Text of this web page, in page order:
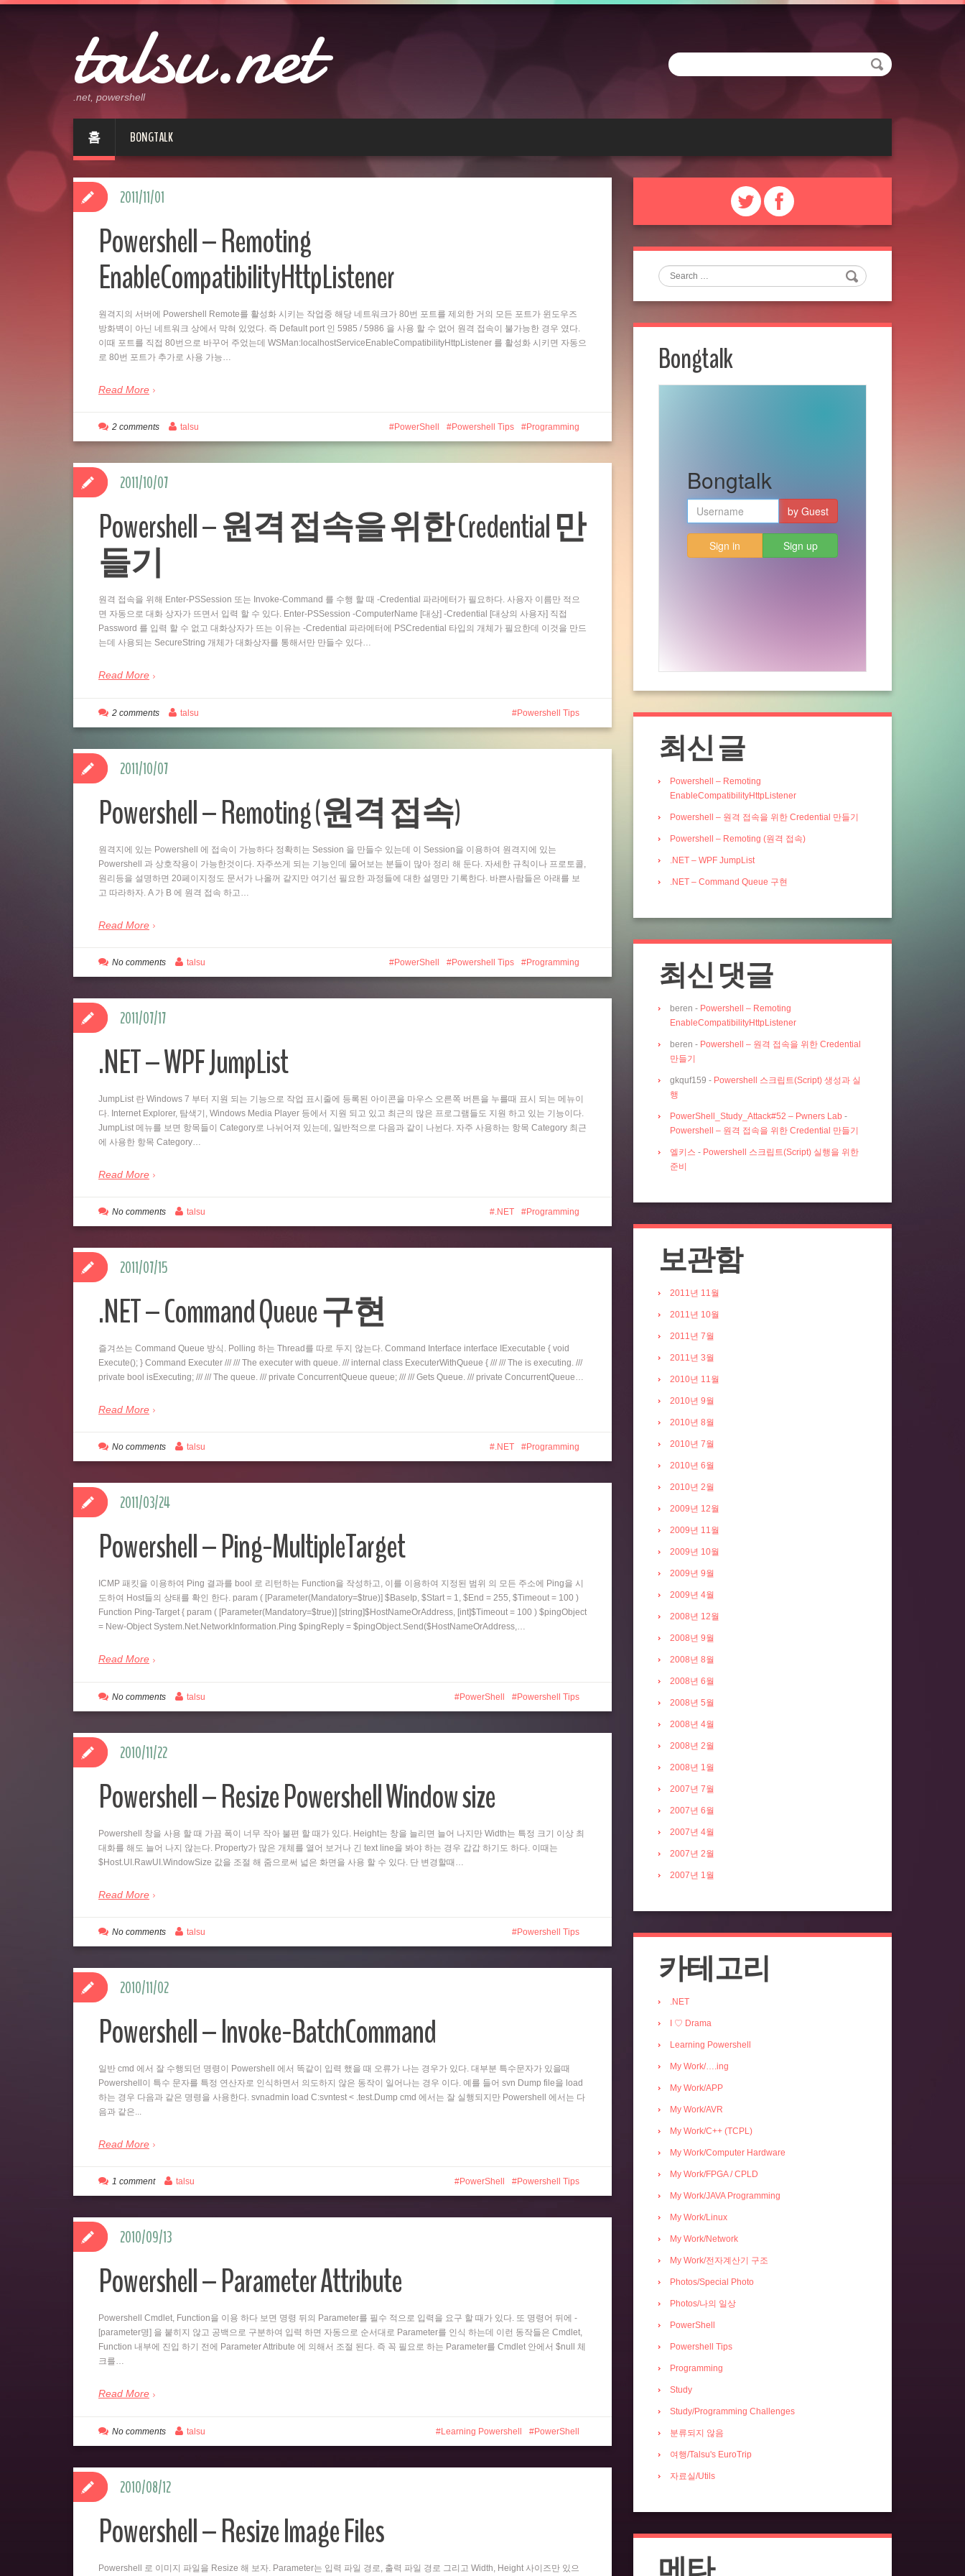
talsu.net
.net, powershell
홈 BONGTALK
Powershell – Remoting
EnableCompatibilityHttpListener
원격지의 서버에 Powershell Remote를 활성화 시키는 작업중 해당 네트워크가 80번 포트를 제외한 거의 모든 포트가 윈도우즈
방화벽이 아닌 네트워크 상에서 막혀 있었다. 즉 Default port 인 5985 / 5986 을 사용 할 수 없어 원격 접속이 불가능한 경우 였다.
이때 포트를 직접 80번으로 바꾸어 주었는데 WSMan:localhostServiceEnableCompatibilityHttpListener 를 활성화 시키면 자동으
로 80번 포트가 추가로 사용 가능…
Read More
2011/11/01
PowerShell Powershell Tips Programming
2 comments talsu
Powershell – 원격 접속을 위한 Credential 만
들기
원격 접속을 위해 Enter-PSSession 또는 Invoke-Command 를 수행 할 때 -Credential 파라메터가 필요하다. 사용자 이름만 적으
면 자동으로 대화 상자가 뜨면서 입력 할 수 있다. Enter-PSSession -ComputerName [대상] -Credential [대상의 사용자] 직접
Password 를 입력 할 수 없고 대화상자가 뜨는 이유는 -Credential 파라메터에 PSCredential 타입의 개체가 필요한데 이것을 만드
는데 사용되는 SecureString 개체가 대화상자를 통해서만 만들수 있다…
Read More
2011/10/07
Powershell Tips
2 comments talsu
Powershell – Remoting (원격 접속)
원격지에 있는 Powershell 에 접속이 가능하다 정확히는 Session 을 만들수 있는데 이 Session을 이용하여 원격지에 있는
Powershell 과 상호작용이 가능한것이다. 자주쓰게 되는 기능인데 물어보는 분들이 많아 정리 해 둔다. 자세한 규칙이나 프로토콜,
원리등을 설명하면 20페이지정도 문서가 나올꺼 같지만 여기선 필요한 과정들에 대한 설명만 기록한다. 바쁜사람들은 아래를 보
고 따라하자. A 가 B 에 원격 접속 하고…
Read More
2011/10/07
PowerShell Powershell Tips Programming
No comments talsu
.NET – WPF JumpList
JumpList 란 Windows 7 부터 지원 되는 기능으로 작업 표시줄에 등록된 아이콘을 마우스 오른쪽 버튼을 누를때 표시 되는 메뉴이
다. Internet Explorer, 탐색기, Windows Media Player 등에서 지원 되고 있고 최근의 많은 프로그램들도 지원 하고 있는 기능이다.
JumpList 메뉴를 보면 항목들이 Category로 나뉘어져 있는데, 일반적으로 다음과 같이 나뉜다. 자주 사용하는 항목 Category 최근
에 사용한 항목 Category…
Read More
2011/07/17
.NET Programming
No comments talsu
.NET – Command Queue 구현
즐겨쓰는 Command Queue 방식. Polling 하는 Thread를 따로 두지 않는다. Command Interface interface IExecutable { void
Execute(); } Command Executer /// /// The executer with queue. /// internal class ExecuterWithQueue { /// /// The is executing. ///
private bool isExecuting; /// /// The queue. /// private ConcurrentQueue queue; /// /// Gets Queue. /// private ConcurrentQueue…
Read More
2011/07/15
.NET Programming
No comments talsu
Powershell – Ping-MultipleTarget
ICMP 패킷을 이용하여 Ping 결과를 bool 로 리턴하는 Function을 작성하고, 이를 이용하여 지정된 범위 의 모든 주소에 Ping을 시
도하여 Host들의 상태를 확인 한다. param ( [Parameter(Mandatory=$true)] $BaseIp, $Start = 1, $End = 255, $Timeout = 100 )
Function Ping-Target { param ( [Parameter(Mandatory=$true)] [string]$HostNameOrAddress, [int]$Timeout = 100 ) $pingObject
= New-Object System.Net.NetworkInformation.Ping $pingReply = $pingObject.Send($HostNameOrAddress,…
Read More
2011/03/24
PowerShell Powershell Tips
No comments talsu
Powershell – Resize Powershell Window size
Powershell 창을 사용 할 때 가끔 폭이 너무 작아 불편 할 때가 있다. Height는 창을 늘리면 늘어 나지만 Width는 특정 크기 이상 최
대화를 해도 늘어 나지 않는다. Property가 많은 개체를 열어 보거나 긴 text line을 봐야 하는 경우 갑갑 하기도 하다. 이때는
$Host.UI.RawUI.WindowSize 값을 조절 해 줌으로써 넓은 화면을 사용 할 수 있다. 단 변경할때…
Read More
2010/11/22
Powershell Tips
No comments talsu
Powershell – Invoke-BatchCommand
일반 cmd 에서 잘 수행되던 명령이 Powershell 에서 똑같이 입력 했을 때 오류가 나는 경우가 있다. 대부분 특수문자가 있을때
Powershell이 특수 문자를 특정 연산자로 인식하면서 의도하지 않은 동작이 일어나는 경우 이다. 예를 들어 svn Dump file을 load
하는 경우 다음과 같은 명령을 사용한다. svnadmin load C:svntest < .test.Dump cmd 에서는 잘 실행되지만 Powershell 에서는 다
음과 같은...
Read More
2010/11/02
PowerShell Powershell Tips
1 comment talsu
Powershell – Parameter Attribute
Powershell Cmdlet, Function을 이용 하다 보면 명령 뒤의 Parameter를 필수 적으로 입력을 요구 할 때가 있다. 또 명령어 뒤에 -
[parameter명] 을 붙히지 않고 공백으로 구분하여 입력 하면 자동으로 순서대로 Parameter를 인식 하는데 이런 동작들은 Cmdlet,
Function 내부에 진입 하기 전에 Parameter Attribute 에 의해서 조절 된다. 즉 꼭 필요로 하는 Parameter를 Cmdlet 안에서 $null 체
크를…
Read More
2010/09/13
Learning Powershell PowerShell
No comments talsu
Powershell – Resize Image Files
Powershell 로 이미지 파일을 Resize 해 보자. Parameter는 입력 파일 경로, 출력 파일 경로 그리고 Width, Height 사이즈만 있으
2010/08/12
Search
Bongtalk
최신 글
Powershell – Remoting
EnableCompatibilityHttpListener
Powershell – 원격 접속을 위한 Credential 만들기
Powershell – Remoting (원격 접속)
.NET – WPF JumpList
.NET – Command Queue 구현
최신 댓글
beren - Powershell – Remoting
EnableCompatibilityHttpListener
beren - Powershell – 원격 접속을 위한 Credential
만들기
gkquf159 - Powershell 스크립트(Script) 생성과 실
행
PowerShell_Study_Attack#52 – Pwners Lab -
Powershell – 원격 접속을 위한 Credential 만들기
엘키스 - Powershell 스크립트(Script) 실행을 위한
준비
보관함
2011년 11월
2011년 10월
2011년 7월
2011년 3월
2010년 11월
2010년 9월
2010년 8월
2010년 7월
2010년 6월
2010년 2월
2009년 12월
2009년 11월
2009년 10월
2009년 9월
2009년 4월
2008년 12월
2008년 9월
2008년 8월
2008년 6월
2008년 5월
2008년 4월
2008년 2월
2008년 1월
2007년 7월
2007년 6월
2007년 4월
2007년 2월
2007년 1월
카테고리
.NET
I ♡ Drama
Learning Powershell
My Work/….ing
My Work/APP
My Work/AVR
My Work/C++ (TCPL)
My Work/Computer Hardware
My Work/FPGA / CPLD
My Work/JAVA Programming
My Work/Linux
My Work/Network
My Work/전자계산기 구조
Photos/Special Photo
Photos/나의 일상
PowerShell
Powershell Tips
Programming
Study
Study/Programming Challenges
분류되지 않음
여행/Talsu's EuroTrip
자료실/Utils